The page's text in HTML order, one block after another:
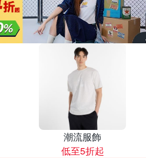
潮流服飾
低至5折起